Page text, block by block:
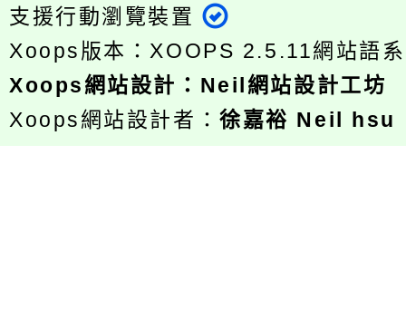
支援行動瀏覽裝置
Xoops版本：XOOPS 2.5.11網站語
Xoops網站設計 ： Neil網站設計工坊
Xoops網站設計者：徐嘉裕 Neil hsu